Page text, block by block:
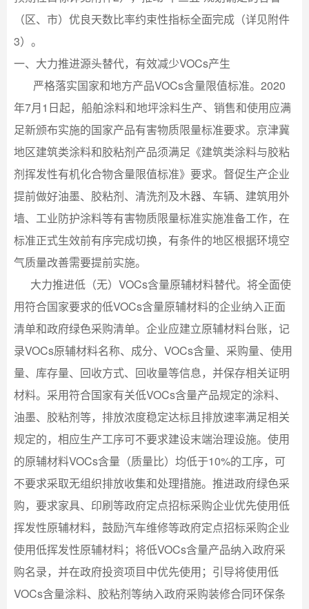
（区、市）优良天数比率约束性指标全面完成（详见附件
3）。
一、大力推进源头替代，有效减少VOCs产生
严格落实国家和地方产品VOCs含量限值标准。2020
年7月1日起，船舶涂料和地坪涂料生产、销售和使用应满
足新颁布实施的国家产品有害物质限量标准要求。京津冀
地区建筑类涂料和胶粘剂产品须满足《建筑类涂料与胶粘
剂挥发性有机化合物含量限值标准》要求。督促生产企业
提前做好油墨、胶粘剂、清洗剂及木器、车辆、建筑用外
墙、工业防护涂料等有害物质限量标准实施准备工作，在
标准正式生效前有序完成切换，有条件的地区根据环境空
气质量改善需要提前实施。
大力推进低（无）VOCs含量原辅材料替代。将全面使
用符合国家要求的低VOCs含量原辅材料的企业纳入正面
清单和政府绿色采购清单。企业应建立原辅材料台账，记
录VOCs原辅材料名称、成分、VOCs含量、采购量、使用
量、库存量、回收方式、回收量等信息，并保存相关证明
材料。采用符合国家有关低VOCs含量产品规定的涂料、
油墨、胶粘剂等，排放浓度稳定达标且排放速率满足相关
规定的，相应生产工序可不要求建设末端治理设施。使用
的原辅材料VOCs含量（质量比）均低于10%的工序，可
不要求采取无组织排放收集和处理措施。推进政府绿色采
购，要求家具、印刷等政府定点招标采购企业优先使用低
挥发性原辅材料，鼓励汽车维修等政府定点招标采购企业
使用低挥发性原辅材料；将低VOCs含量产品纳入政府采
购名录，并在政府投资项目中优先使用；引导将使用低
VOCs含量涂料、胶粘剂等纳入政府采购装修合同环保条